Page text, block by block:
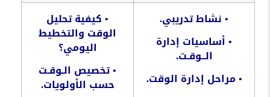
•نشاطتدريبي.
•أساسيات إدارة
الــوقـت.
•مراحل إدارة الوقت.
•كيفيةتحليل
الوقت والتخطيط
اليومي؟
•تخصيص الـوقـت
حسب الأولويات.